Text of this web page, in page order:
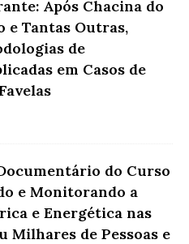
Após Chacina do
e Tantas Outras,
de
em Casos de
do Curso
e Monitorando a
e Energética nas
Milhares de Pessoas e